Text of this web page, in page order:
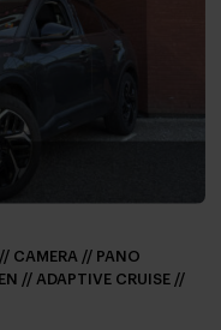
CAMERA // PANO
// ADAPTIVE CRUISE //